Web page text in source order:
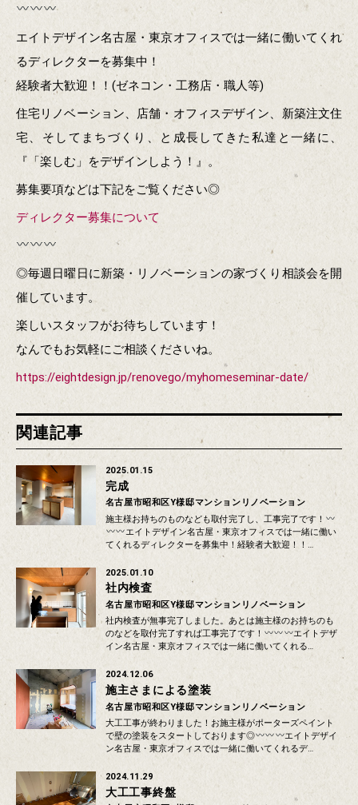
エイトデザイン名古屋・東京オフィスでは一緒に働いてくれ
るディレクターを募集中！
経験者大歓迎！！(ゼネコン・工務店・職人等)
住宅リノベーション、店舗・オフィスデザイン、新築注文住
宅、そしてまちづくり、と成長してきた私達と一緒に、
『「楽しむ」をデザインしよう！』。
募集要項などは下記をご覧ください◎
ディレクター募集について
◎毎週日曜日に新築・リノベーションの家づくり相談会を開
催しています。
楽しいスタッフがお待ちしています！
なんでもお気軽にご相談くださいね。
https://eightdesign.jp/renovego/myhomeseminar-date/
関連記事
2025.01.15
完成
名古屋市昭和区Y様邸マンションリノベーション
施主様お持ちのものなども取付完了し、工事完了です！
エイトデザイン名古屋・東京オフィスでは一緒に働い
てくれるディレクターを募集中！経験者大歓迎！！…
2025.01.10
社内検査
名古屋市昭和区Y様邸マンションリノベーション
社内検査が無事完了しました。あとは施主様のお持ちのも
のなどを取付完了すれば工事完了です！
エイトデザ
イン名古屋・東京オフィスでは一緒に働いてくれる…
2024.12.06
施主さまによる塗装
名古屋市昭和区Y様邸マンションリノベーション
大工工事が終わりました！お施主様がポーターズペイント
で壁の塗装をスタートしております◎
エイトデザイ
ン名古屋・東京オフィスでは一緒に働いてくれるデ…
2024.11.29
大工工事終盤